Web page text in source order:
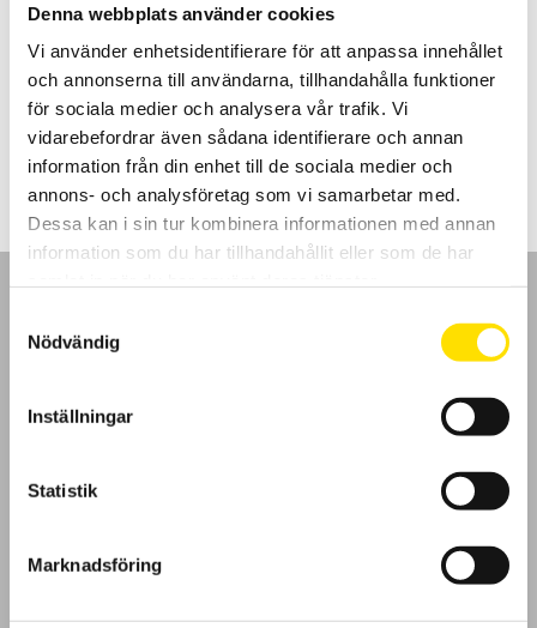
Denna webbplats använder cookies
Vi använder enhetsidentifierare för att anpassa innehållet
och annonserna till användarna, tillhandahålla funktioner
för sociala medier och analysera vår trafik. Vi
vidarebefordrar även sådana identifierare och annan
information från din enhet till de sociala medier och
annons- och analysföretag som vi samarbetar med.
Dessa kan i sin tur kombinera informationen med annan
information som du har tillhandahållit eller som de har
Nödvändig
Inställningar
Statistik
Marknadsföring
Med slingimpedanstänger görs periodisk underhållskontroll av
jordtag säkert, enkelt och repeterbart. Dessa modeller har minne
med tidsstämpling samt automatiskt Hold-funtion för bekväm
avläsning samt OLED-display.
16,800.00kr – 19,900.00kr Prisintervall:
16,800.00 kr
till
19,900.00 kr
LÄS MER